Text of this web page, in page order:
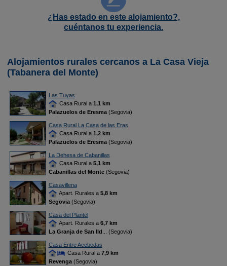
¿Has estado en este alojamiento?,
cuéntanos tu experiencia.
Alojamientos rurales cercanos a La Casa Vieja
(Tabanera del Monte)
Las Tuyas
Casa Rural a 1,1 km
Palazuelos de Eresma(Segovia)
Casa Rural La Casa de las Eras
Casa Rural a 1,2 km
Palazuelos de Eresma(Segovia)
La Dehesa de Cabanillas
Casa Rural a 5,1 km
Cabanillas del Monte(Segovia)
Casavillena
Apart. Rurales a 5,8 km
Segovia(Segovia)
Casa del Plantel
Apart. Rurales a 6,7 km
La Granja de San Ild ... (Segovia)
Casa Entre Acebedas
Casa Rural a 7,9 km
Revenga(Segovia)